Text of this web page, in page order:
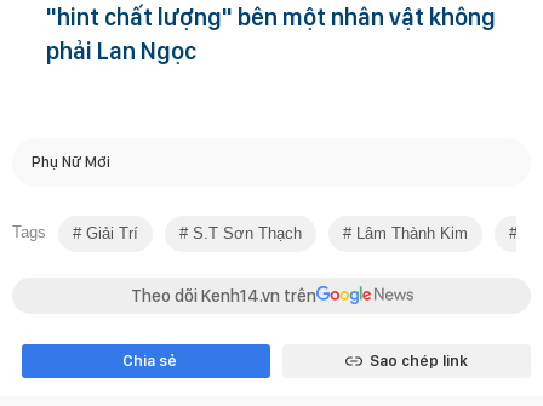
"hint chất lượng" bên một nhân vật không
phải Lan Ngọc
Phụ Nữ Mới
Tags Giải Trí S.T Sơn Thạch Lâm Thành Kim
Theo dõi Kenh14.vn trên
Chia sẻ Sao chép link